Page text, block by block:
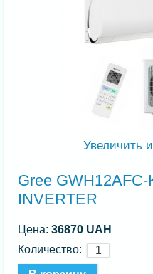
Увеличить
Gree
INVERTER
Цена:36870 UAH
Количество: